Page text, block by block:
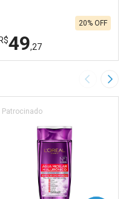
R$49,27
20% OFF
Laboratório
Por Menos
Imagem
Patrocinado